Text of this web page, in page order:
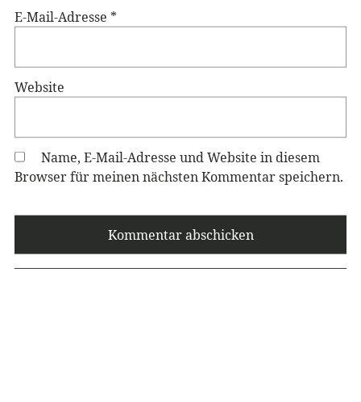
E-Mail-Adresse *
Website
Name, E-Mail-Adresse und Website in diesem
Browser für meinen nächsten Kommentar speichern.